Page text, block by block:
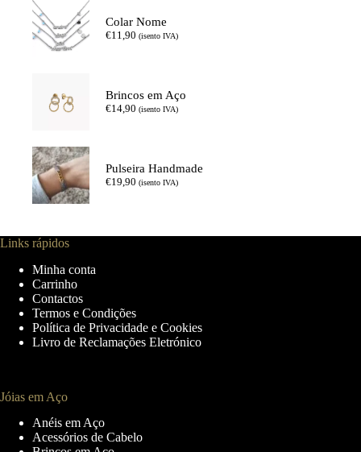
Colar Nome
€11,90 (isento IVA)
Brincos em Aço
€14,90 (isento IVA)
Pulseira Handmade
€19,90 (isento IVA)
Links rápidos
Minha conta
Carrinho
Contactos
Termos e Condições
Política de Privacidade e Cookies
Livro de Reclamações Eletrónico
Jóias em Aço
Anéis em Aço
Acessórios de Cabelo